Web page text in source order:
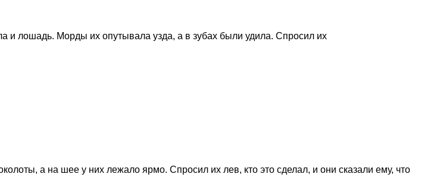
и лошадь. Морды их опутывала узда, а в зубах были удила. Спросил их
а на шее у них лежало ярмо. Спросил их лев, кто это сделал, и они сказали ему, что